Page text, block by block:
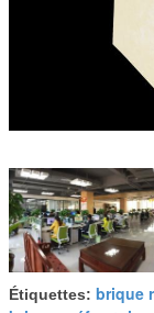
Étiquettes: brique